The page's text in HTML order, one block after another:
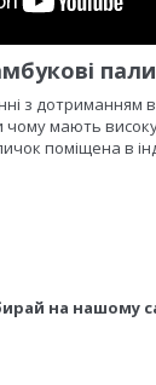
з дотриманням
мають високу
поміщена в
на нашому